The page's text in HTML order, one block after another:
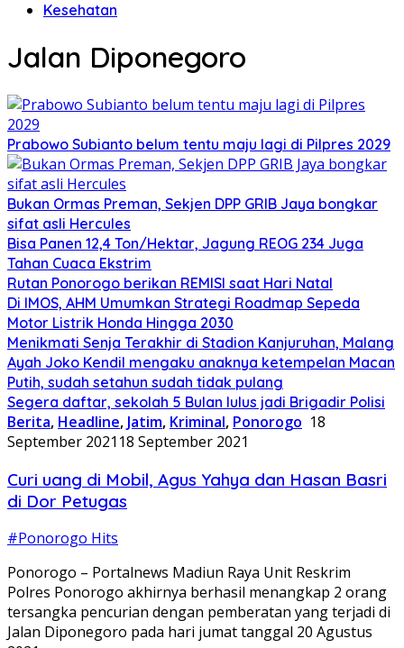
Kesehatan
Jalan Diponegoro
Prabowo Subianto belum tentu maju lagi di Pilpres 2029
Bukan Ormas Preman, Sekjen DPP GRIB Jaya bongkar
sifat asli Hercules
Bisa Panen 12,4 Ton/Hektar, Jagung REOG 234 Juga
Tahan Cuaca Ekstrim
Rutan Ponorogo berikan REMISI saat Hari Natal
Di IMOS, AHM Umumkan Strategi Roadmap Sepeda
Motor Listrik Honda Hingga 2030
Menikmati Senja Terakhir di Stadion Kanjuruhan, Malang
Ayah Joko Kendil mengaku anaknya ketempelan Macan
Putih, sudah setahun sudah tidak pulang
Segera daftar, sekolah 5 Bulan lulus jadi Brigadir Polisi
Berita, Headline, Jatim, Kriminal, Ponorogo 18
September 2021 18 September 2021
Curi uang di Mobil, Agus Yahya dan Hasan Basri
di Dor Petugas
#Ponorogo Hits
Ponorogo – Portalnews Madiun Raya Unit Reskrim
Polres Ponorogo akhirnya berhasil menangkap 2 orang
tersangka pencurian dengan pemberatan yang terjadi di
Jalan Diponegoro pada hari jumat tanggal 20 Agustus